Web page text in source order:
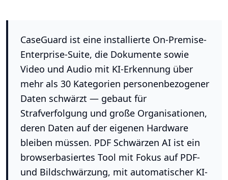
CaseGuard ist eine installierte On-Premise-
Enterprise-Suite, die Dokumente sowie
Video und Audio mit KI-Erkennung über
mehr als 30 Kategorien personenbezogener
Daten schwärzt — gebaut für
Strafverfolgung und große Organisationen,
deren Daten auf der eigenen Hardware
bleiben müssen. PDF Schwärzen AI ist ein
browserbasiertes Tool mit Fokus auf PDF-
und Bildschwärzung, mit automatischer KI-